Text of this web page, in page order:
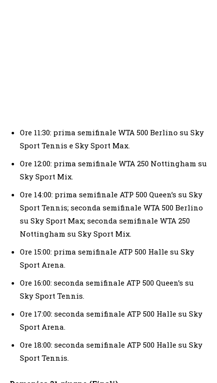
Ore 11:30: prima semifinale WTA 500 Berlino su Sky
Sport Tennis e Sky Sport Max.
Ore 12:00: prima semifinale WTA 250 Nottingham su
Sky Sport Mix.
Ore 14:00: prima semifinale ATP 500 Queen’s su Sky
Sport Tennis; seconda semifinale WTA 500 Berlino
su Sky Sport Max; seconda semifinale WTA 250
Nottingham su Sky Sport Mix.
Ore 15:00: prima semifinale ATP 500 Halle su Sky
Sport Arena.
Ore 16:00: seconda semifinale ATP 500 Queen’s su
Sky Sport Tennis.
Ore 17:00: seconda semifinale ATP 500 Halle su Sky
Sport Arena.
Ore 18:00: seconda semifinale ATP 500 Halle su Sky
Sport Tennis.